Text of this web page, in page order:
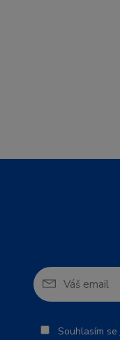
Souhlasím se